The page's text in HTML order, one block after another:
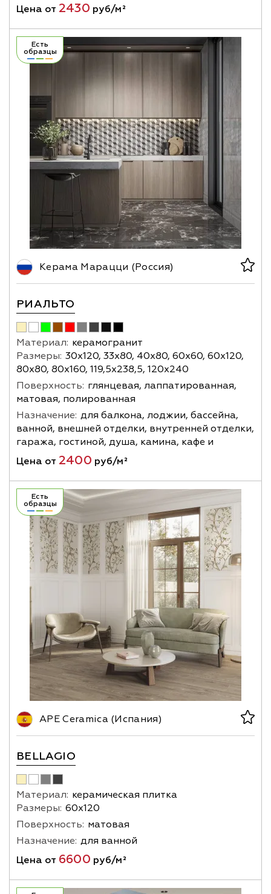
Цена от 2430 руб/м²
Есть
образцы
Керама Марацци (Россия)
РИАЛЬТО
Материал: керамогранит
Размеры: 30х120, 33х80, 40х80, 60х60, 60х120,
80х80, 80х160, 119,5х238,5, 120х240
Поверхность: глянцевая, лаппатированная,
матовая, полированная
Назначение: для балкона, лоджии, бассейна,
ванной, внешней отделки, внутренней отделки,
гаража, гостиной, душа, камина, кафе и
Цена от 2400 руб/м²
Есть
образцы
APE Ceramica (Испания)
BELLAGIO
Материал: керамическая плитка
Размеры: 60х120
Поверхность: матовая
Назначение: для ванной
Цена от 6600 руб/м²